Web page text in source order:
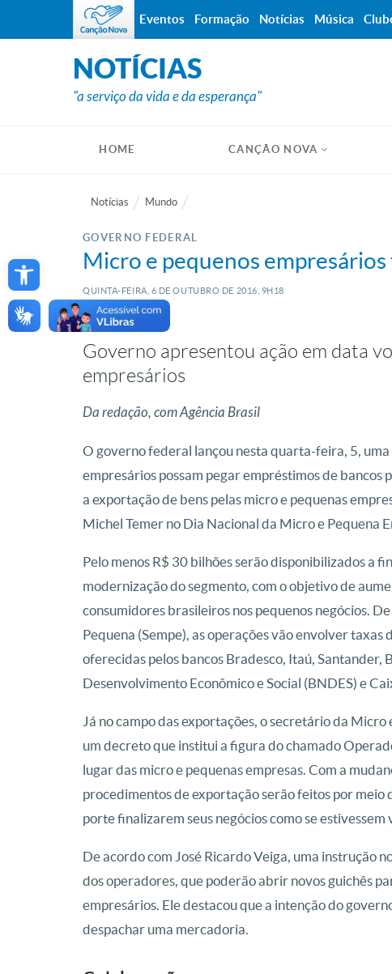
Open toolbar
NOTÍCIAS
"a serviço da vida e da esperança"
HOME CANÇÃO NOVA
Notícias Mundo
GOVERNO FEDERAL
Micro e pequenos
QUINTA-FEIRA, 6 DE OUTUBRO DE 2016, 9H18
Governo apresentou ação em data
empresários
Da redação, com Agência Brasil
O governo federal lançou nesta quarta-feira, 5,
empresários possam pegar empréstimos de
a exportação de bens pelas micro e pequenas
Michel Temer no Dia Nacional da Micro e Pequena
Pelo menos R$ 30 bilhões serão disponibilizados a
modernização do segmento, com o objetivo de
consumidores brasileiros nos pequenos negócios.
Pequena (Sempe), as operações vão envolver
oferecidas pelos bancos Bradesco, Itaú, Santander,
Desenvolvimento Econômico e Social (BNDES) e
Já no campo das exportações, o secretário da
um decreto que institui a figura do chamado
lugar das micro e pequenas empresas. Com a
procedimentos de exportação serão feitos por
porte finalizarem seus negócios como se
De acordo com José Ricardo Veiga, uma instrução
dos operadores, que poderão abrir novos guichês
empresários. Ele destacou que a intenção do
despachar uma mercadoria.
Eventos Formação Notícias Música